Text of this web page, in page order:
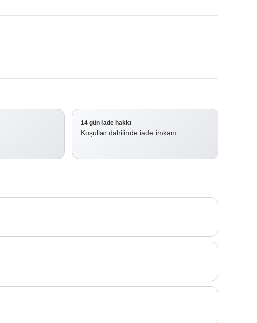
14 gün iade hakkı
Koşullar dahilinde iade imkanı.